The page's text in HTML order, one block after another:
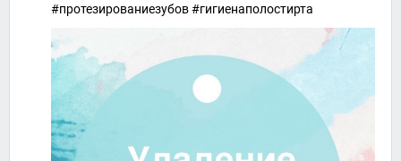
#протезированиезубов #гигиенаполостирта